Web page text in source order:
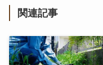
関連記事